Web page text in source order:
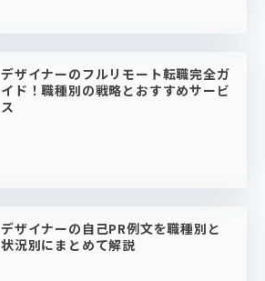
デザイナーのフルリモート転職完全ガ
イド！職種別の戦略とおすすめサービ
ス
デザイナーの自己PR例文を職種別と
状況別にまとめて解説